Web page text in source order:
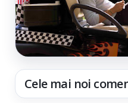
Cele mai noi